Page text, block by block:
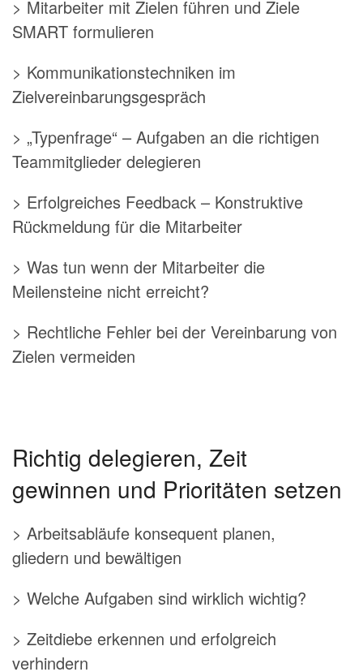
> Mitarbeiter mit Zielen führen und Ziele
SMART formulieren
> Kommunikationstechniken im
Zielvereinbarungsgespräch
> „Typenfrage“ – Aufgaben an die richtigen
Teammitglieder delegieren
> Erfolgreiches Feedback – Konstruktive
Rückmeldung für die Mitarbeiter
> Was tun wenn der Mitarbeiter die
Meilensteine nicht erreicht?
> Rechtliche Fehler bei der Vereinbarung von
Zielen vermeiden
Richtig delegieren, Zeit
gewinnen und Prioritäten setzen
> Arbeitsabläufe konsequent planen,
gliedern und bewältigen
> Welche Aufgaben sind wirklich wichtig?
> Zeitdiebe erkennen und erfolgreich
verhindern